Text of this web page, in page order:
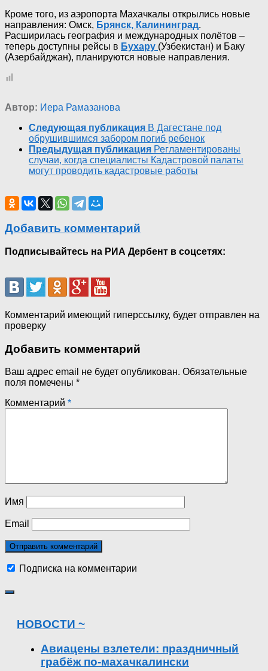
Кроме того, из аэропорта Махачкалы открылись новые
направления: Омск, Брянск, Калининград.
Расширилась география и международных полётов –
теперь доступны рейсы в Бухару (Узбекистан) и Баку
(Азербайджан), планируются новые направления.
Автор: Иера Рамазанова
Следующая публикация В Дагестане под
обрушившимся забором погиб ребенок
Предыдущая публикация Регламентированы
случаи, когда специалисты Кадастровой палаты
могут проводить кадастровые работы
Добавить комментарий
Подписывайтесь на РИА Дербент в соцсетях:
Комментарий имеющий гиперссылку, будет отправлен на
проверку
Добавить комментарий
Ваш адрес email не будет опубликован. Обязательные
поля помечены *
Комментарий *
Имя
Email
Подписка на комментарии
НОВОСТИ ~
Авиацены взлетели: праздничный
грабёж по-махачкалински